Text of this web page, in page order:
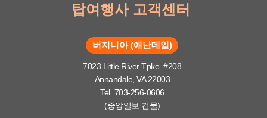
탑여행사 고객센터
버지니아 (애난데일)
7023 Little River Tpke. #208
Annandale, VA 22003
Tel. 703-256-0606
(중앙일보 건물)